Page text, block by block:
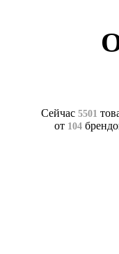
Сейчас 5501
от 104